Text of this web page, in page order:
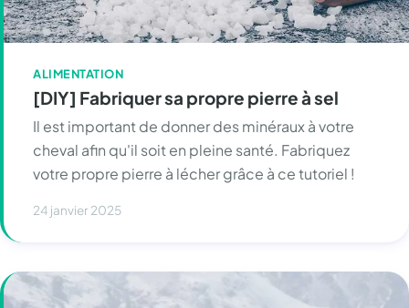
ALIMENTATION
[DIY] Fabriquer sa propre pierre à sel
Il est important de donner des minéraux à votre
cheval afin qu'il soit en pleine santé. Fabriquez
votre propre pierre à lécher grâce à ce tutoriel !
24 janvier 2025